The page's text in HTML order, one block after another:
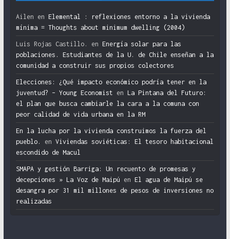
Ailen en Elemental : reflexiones entorno a la vivienda
mínima = Thoughts about minimum dwelling (2004)
Luis Rojas Castillo. en Energía solar para las
poblaciones. Estudiantes de la U. de Chile enseñan a la
comunidad a construir sus propios colectores
Elecciones: ¿Qué impacto económico podría tener en la
juventud? – Young Economist en La Pintana del Futuro:
el plan que busca cambiarle la cara a la comuna con
peor calidad de vida urbana en la RM
En la lucha por la vivienda construimos la fuerza del
pueblo.
en Viviendas soviéticas: El tesoro habitacional
escondido de Macul
SMAPA y gestión Barriga: Un recuento de promesas y
decepciones » La Voz de Maipú en El agua de Maipú se
desangra por 31 mil millones de pesos de inversiones no
realizadas